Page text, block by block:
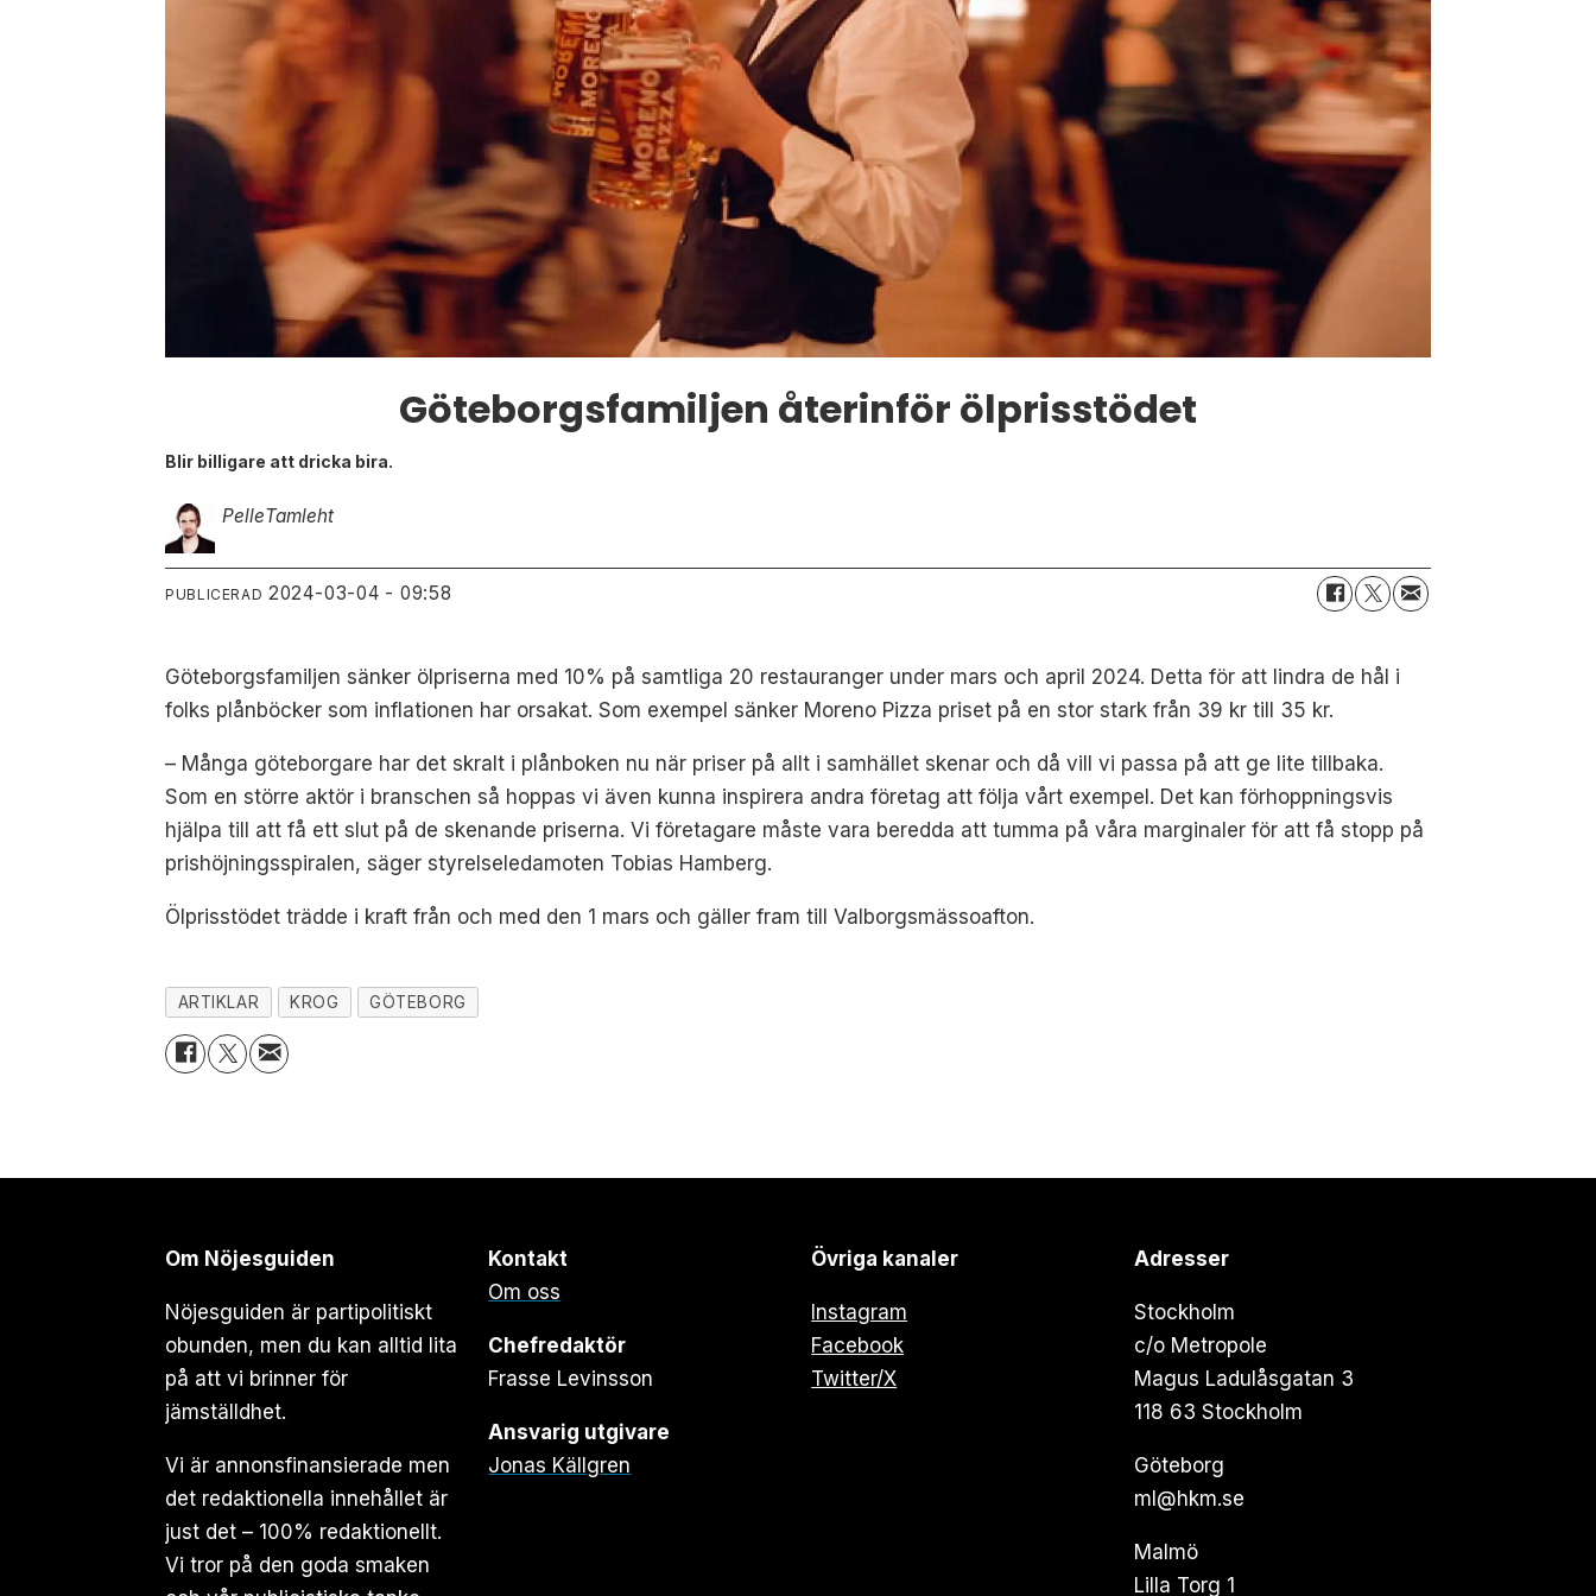
Göteborgsfamiljen återinför ölprisstödet
Blir billigare att dricka bira.
PelleTamleht
PUBLICERAD 2024-03-04 - 09:58
Göteborgsfamiljen sänker ölpriserna med 10% på samtliga 20 restauranger under mars och april 2024. Detta för att lindra de hål i
folks plånböcker som inflationen har orsakat. Som exempel sänker Moreno Pizza priset på en stor stark från 39 kr till 35 kr.
– Många göteborgare har det skralt i plånboken nu när priser på allt i samhället skenar och då vill vi passa på att ge lite tillbaka.
Som en större aktör i branschen så hoppas vi även kunna inspirera andra företag att följa vårt exempel. Det kan förhoppningsvis
hjälpa till att få ett slut på de skenande priserna. Vi företagare måste vara beredda att tumma på våra marginaler för att få stopp på
prishöjningsspiralen, säger styrelseledamoten Tobias Hamberg.
Ölprisstödet trädde i kraft från och med den 1 mars och gäller fram till Valborgsmässoafton.
ARTIKLAR KROG GÖTEBORG
Om Nöjesguiden
Nöjesguiden är partipolitiskt
obunden, men du kan alltid lita
på att vi brinner för
jämställdhet.
Vi är annonsfinansierade men
det redaktionella innehållet är
just det – 100% redaktionellt.
Vi tror på den goda smaken
Kontakt
Om oss
Chefredaktör
Frasse Levinsson
Ansvarig utgivare
Jonas Källgren
Övriga kanaler
Instagram
Facebook
Twitter/X
Adresser
Stockholm
c/o Metropole
Magus Ladulåsgatan 3
118 63 Stockholm
Göteborg
ml@hkm.se
Malmö
Lilla Torg 1